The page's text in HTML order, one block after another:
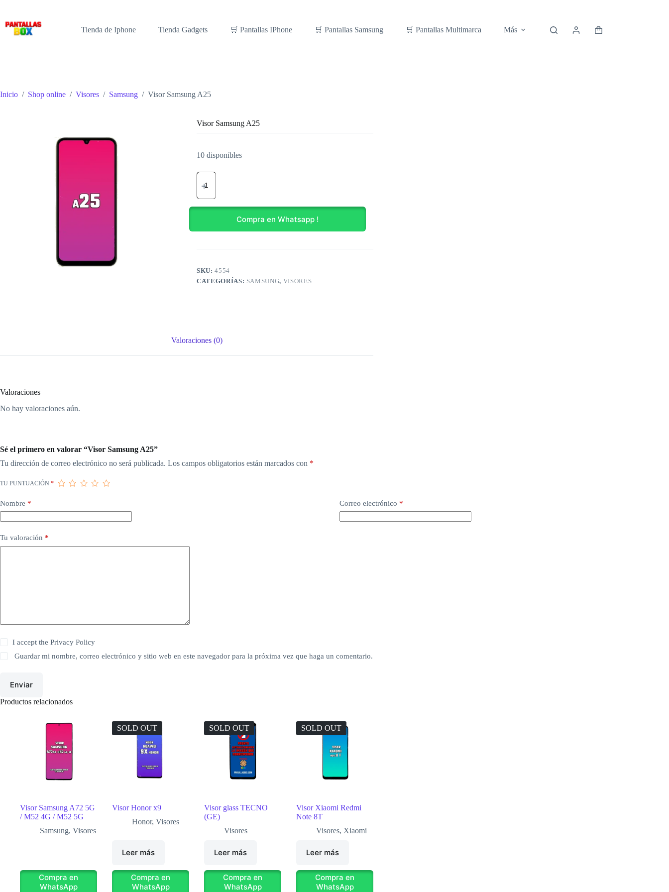
contenido
Tienda de Iphone
Tienda Gadgets 🛒 Pantallas IPhone 🛒 Pantallas Samsung 🛒 Pantallas Multimarca Más
Carro
Inicio / Shop online / Visores / Samsung / Visor Samsung A25
Visor Samsung A25
10 disponibles
Visor
Samsung
cantidad
Compra en Whatsapp !
SKU:4554
CATEGORÍAS: SAMSUNG, VISORES
Valoraciones (0)
Valoraciones
No hay valoraciones aún.
Sé el primero en valorar “Visor Samsung A25”
Tu dirección de correo electrónico no será publicada. Los campos obligatorios están marcados con *
TU PUNTUACIÓN *
Nombre * Correo electrónico *
Tu valoración *
I accept thePrivacy Policy
Guardar mi nombre, correo electrónico y sitio web en este navegador para la próxima vez que haga un comentario.
Enviar
Productos relacionados
Visor Samsung A72 5G
/ M52 4G / M52 5G
Samsung, Visores
Compra en
WhatsApp
SOLD OUT
Visor Honor x9
Honor, Visores
Leer más
Compra en
WhatsApp
SOLD OUT
Visor glass TECNO
(GE)
Visores
Leer más
Compra en
WhatsApp
SOLD OUT
Visor Xiaomi Redmi
Note 8T
Visores, Xiaomi
Leer más
Compra en
WhatsApp